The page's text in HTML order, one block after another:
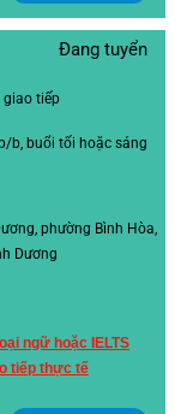
Đang tuyển
giao tiếp
b, buổi tối hoặc sáng
phường Bình Hòa,
Dương
ngữ hoặc IELTS
tiếp thực tế